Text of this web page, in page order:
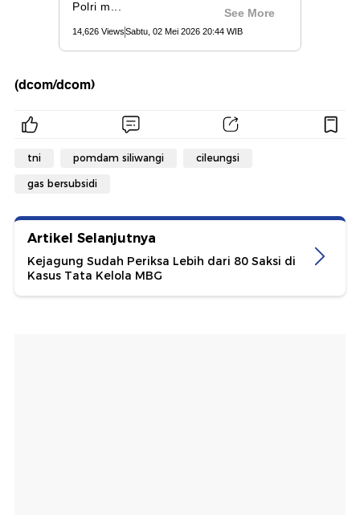
(dcom/dcom)
tni pomdam siliwangi cileungsi
gas bersubsidi
Artikel Selanjutnya
Kejagung Sudah Periksa Lebih dari 80 Saksi di
Kasus Tata Kelola MBG